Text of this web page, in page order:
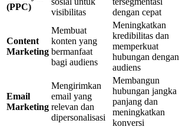
(PPC)
visibilitas
dengan cepat
Content
Marketing
Membuat
konten yang
bermanfaat
bagi audiens
Meningkatkan
kredibilitas dan
memperkuat
hubungan dengan
audiens
Email
Marketing
Mengirimkan
email yang
relevan dan
dipersonalisasi
Membangun
hubungan jangka
panjang dan
meningkatkan
konversi